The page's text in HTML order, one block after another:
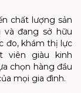
chất lượng sản
đang sở hữu
đo, khám thị lực
viên giàu kinh
chọn hàng đầu
mọi gia đình.